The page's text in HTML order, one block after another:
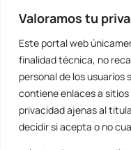
Valoramos tu
Este portal web
finalidad técnica, no
personal de los usuarios
contiene enlaces a
privacidad ajenas al
decidir si acepta o no
Tu Tienda de
28027 – España)
912 60 05 55 |+34